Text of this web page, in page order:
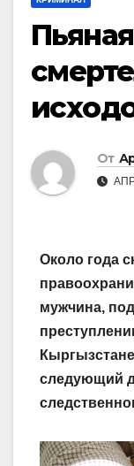
От
Около года
мужчина,
следующий